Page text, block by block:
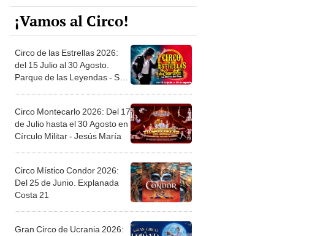
¡Vamos al Circo!
Circo de las Estrellas 2026:
del 15 Julio al 30 Agosto.
Parque de las Leyendas - San
Circo Montecarlo 2026: Del 17
de Julio hasta el 30 Agosto en
Círculo Militar - Jesús María
Circo Místico Condor 2026:
Del 25 de Junio. Explanada
Costa 21
Gran Circo de Ucrania 2026: